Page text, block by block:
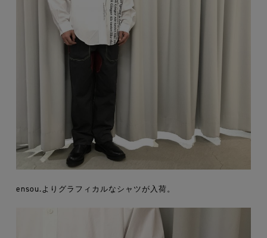
ensou.よりグラフィカルなシャツが入荷。